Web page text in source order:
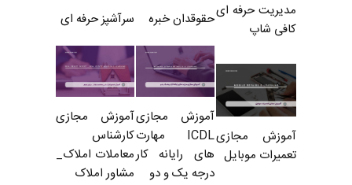
مدیریت حرفه ای
کافی شاپ
حقوقدان خبره سرآشپز حرفه ای
آموزش مجازی
تعمیرات موبایل
آموزش مجازی
ICDL مهارت
های رایانه کار
درجه یک و دو
آموزش مجازی
کارشناس
معاملات املاک_
مشاور املاک